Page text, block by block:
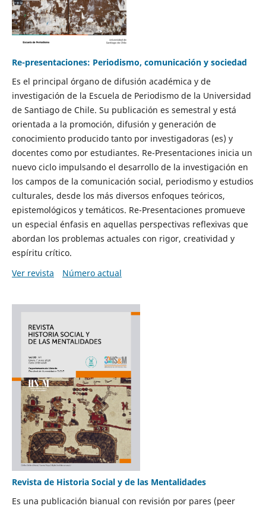
Re-presentaciones: Periodismo, comunicación y sociedad
Es el principal órgano de difusión académica y de
investigación de la Escuela de Periodismo de la Universidad
de Santiago de Chile. Su publicación es semestral y está
orientada a la promoción, difusión y generación de
conocimiento producido tanto por investigadoras (es) y
docentes como por estudiantes. Re-Presentaciones inicia un
nuevo ciclo impulsando el desarrollo de la investigación en
los campos de la comunicación social, periodismo y estudios
culturales, desde los más diversos enfoques teóricos,
epistemológicos y temáticos. Re-Presentaciones promueve
un especial énfasis en aquellas perspectivas reflexivas que
abordan los problemas actuales con rigor, creatividad y
espíritu crítico.
Ver revista
Número actual
Revista de Historia Social y de las Mentalidades
Es una publicación bianual con revisión por pares (peer